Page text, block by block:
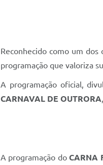
Reconhecido como um
programação que valoriza
A programação oficial,
CARNAVAL DE OUTRORA
A programação doCARNA